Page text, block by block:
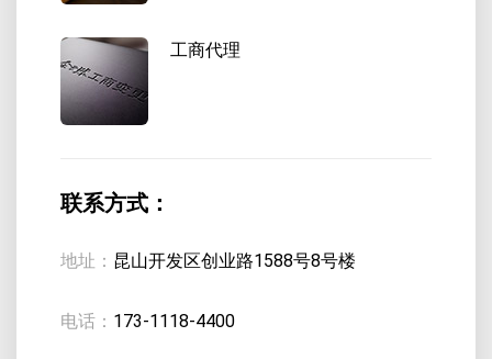
工商代理
联系方式：
地址： 昆山开发区创业路1588号8号楼
电话： 173-1118-4400